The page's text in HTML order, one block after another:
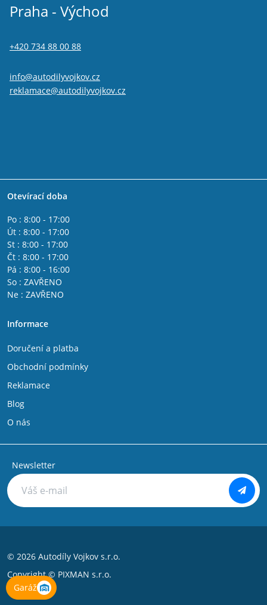
Garáž
Praha - Východ
+420 734 88 00 88
info@autodilyvojkov.cz
reklamace@autodilyvojkov.cz
Otevírací doba
Po : 8:00 - 17:00
Út : 8:00 - 17:00
St : 8:00 - 17:00
Čt : 8:00 - 17:00
Pá : 8:00 - 16:00
So : ZAVŘENO
Ne : ZAVŘENO
Informace
Doručení a platba
Obchodní podmínky
Reklamace
Blog
O nás
Newsletter
© 2026 Autodíly Vojkov s.r.o.
Copyright © PIXMAN s.r.o.